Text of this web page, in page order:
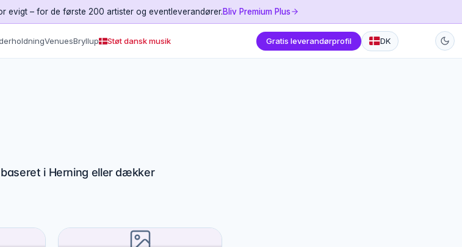
evigt – for de første 200 artister og eventleverandører.Bliv Premium Plus
VenuesBryllup Støt dansk musik Gratis leverandørprofil DK
i Herning eller dækker